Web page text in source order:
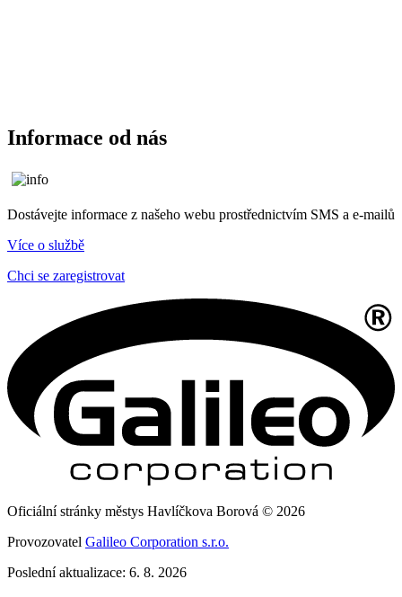
Informace od nás
Dostávejte informace z našeho webu prostřednictvím SMS a e-mailů
Více o službě
Chci se zaregistrovat
Oficiální stránky městys Havlíčkova Borová © 2026
Provozovatel Galileo Corporation s.r.o.
Poslední aktualizace: 6. 8. 2026